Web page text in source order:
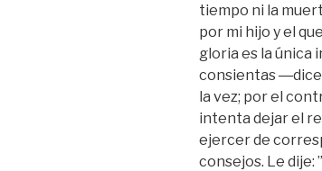
tiempo ni la
por mi hijo y el
gloria es la única
consientas ―dice
la vez; por el
intenta dejar el
ejercer de
consejos. Le dije: